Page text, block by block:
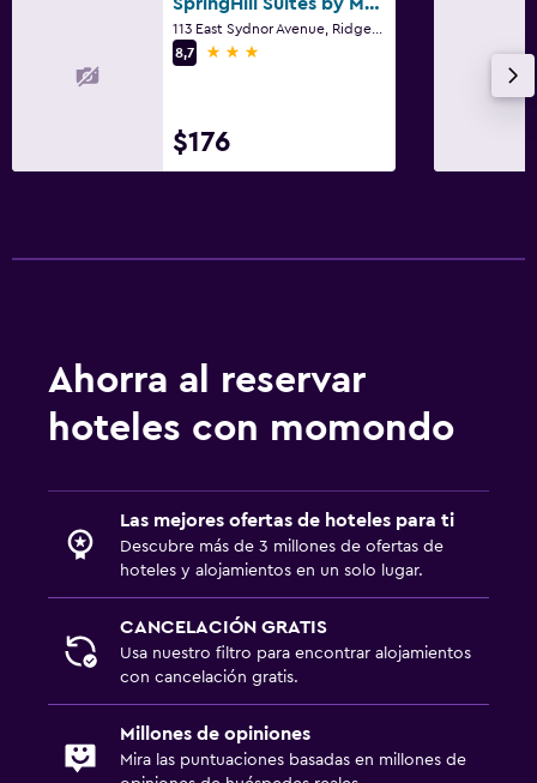
8,7
3 estrellas
$176
Ahorra al reservar
hoteles con momondo
Las mejores ofertas de hoteles para ti
Descubre más de 3 millones de ofertas de
hoteles y alojamientos en un solo lugar.
CANCELACIÓN GRATIS
Usa nuestro filtro para encontrar alojamientos
con cancelación gratis.
Millones de opiniones
Mira las puntuaciones basadas en millones de